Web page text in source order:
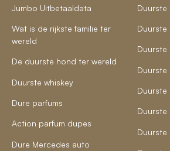
Jumbo Uitbetaaldata
Wat is de rijkste familie ter
wereld
De duurste hond ter wereld
Duurste whiskey
Dure parfums
Action parfum dupes
Dure Mercedes auto
Duurste
Duurste
Duurste
Duurste
Duurste
Duurste